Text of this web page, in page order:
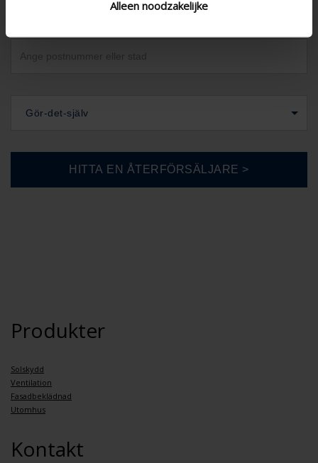
Alleen noodzakelijke
Gör-det-själv
Produkter
Solskydd
Ventilation
Fasadbeklädnad
Utomhus
Kontakt